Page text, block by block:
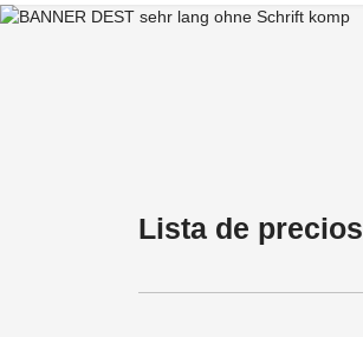
Lista de precios